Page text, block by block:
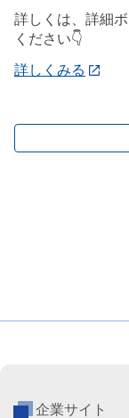
詳しくは、詳細
ください👇
詳しくみる
企業サイト